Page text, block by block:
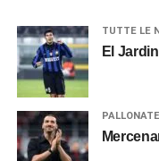
TUTTE LE
El
PALLONATE